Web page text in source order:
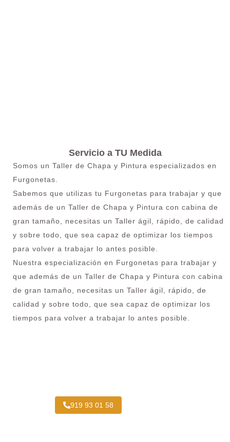
Servicio a TU Medida
Somos un Taller de Chapa y Pintura especializados en
Furgonetas.
Sabemos que utilizas tu Furgonetas para trabajar y que
además de un Taller de Chapa y Pintura con cabina de
gran tamaño, necesitas un Taller ágil, rápido, de calidad
y sobre todo, que sea capaz de optimizar los tiempos
para volver a trabajar lo antes posible.
Nuestra especialización en Furgonetas para trabajar y
que además de un Taller de Chapa y Pintura con cabina
de gran tamaño, necesitas un Taller ágil, rápido, de
calidad y sobre todo, que sea capaz de optimizar los
tiempos para volver a trabajar lo antes posible.
919 93 01 58